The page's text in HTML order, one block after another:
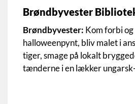
Brøndbyvester
Brøndbyvester: Kom forbi
halloweenpynt, bliv malet i
tiger, smage på lokalt
tænderne i en lækker